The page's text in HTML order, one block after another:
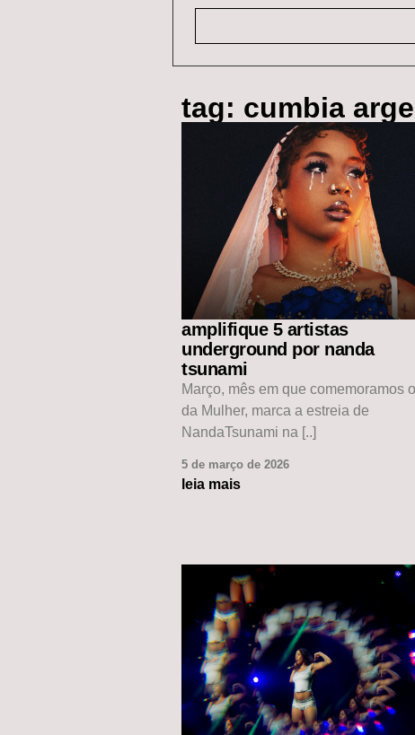
tag: cumbia
amplifique 5 artistas
underground por nanda
tsunami
Março, mês em que comemoramos
da Mulher, marca a estreia de
NandaTsunami na [..]
5 de março de 2026
leia mais